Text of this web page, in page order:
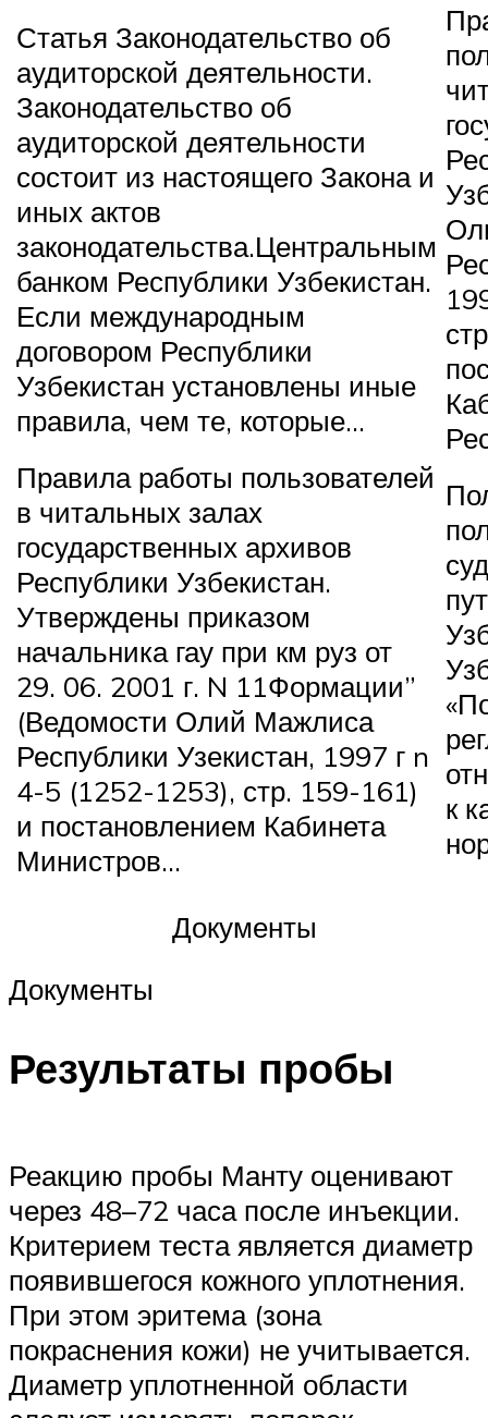
Статья Законодательство об
аудиторской деятельности.
Законодательство об
аудиторской деятельности
состоит из настоящего Закона и
иных актов
законодательства.Центральным
банком Республики Узбекистан.
Если международным
договором Республики
Узбекистан установлены иные
правила, чем те, которые…
Правила работы пользователей
в читальных залах
государственных архивов
Республики Узбекистан.
Утверждены приказом
начальника гау при км руз от
29. 06. 2001 г. N 11Формации”
(Ведомости Олий Мажлиса
Республики Узекистан, 1997 г n
4-5 (1252-1253), стр. 159-161)
и постановлением Кабинета
Министров…
к
Документы
Документы
Результаты пробы
Реакцию пробы Манту оценивают
через 48–72 часа после инъекции.
Критерием теста является диаметр
появившегося кожного уплотнения.
При этом эритема (зона
покраснения кожи) не учитывается.
Диаметр уплотненной области